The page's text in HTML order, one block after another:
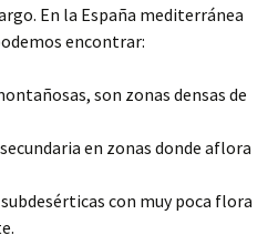
En la España mediterránea
encontrar:
son zonas densas de
en zonas donde aflora
con muy poca flora